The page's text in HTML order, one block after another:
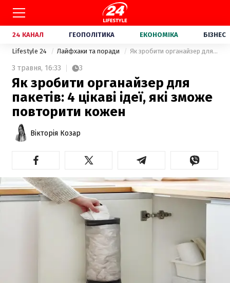
24 КАНАЛ ГЕОПОЛІТИКА ЕКОНОМІКА БІЗНЕС
Lifestyle 24 Лайфхаки та поради Як зробити органайзер для пакетів: 4 цікаві ідеї, які зможе повторити кожен
3 травня, 16:33 3
Як зробити органайзер для
пакетів: 4 цікаві ідеї, які зможе
повторити кожен
Вікторія Козар